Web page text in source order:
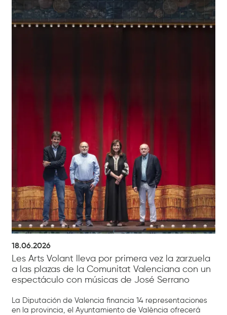
18.06.2026
Les Arts Volant lleva por primera vez la zarzuela
a las plazas de la Comunitat Valenciana con un
espectáculo con músicas de José Serrano
La Diputación de Valencia financia 14 representaciones
en la provincia, el Ayuntamiento de València ofrecerá